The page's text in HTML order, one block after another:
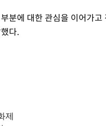
분에 대한 관심을 이어가고
다.